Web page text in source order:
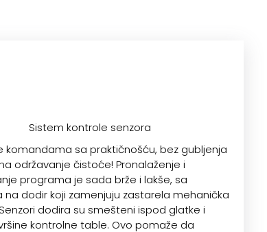
Sistem kontrole senzora
komandama sa praktičnošću, bez gubljenja
održavanje čistoće! Pronalaženje i
programa je sada brže i lakše, sa
na dodir koji zamenjuju zastarela mehanička
dodira su smešteni ispod glatke i
kontrolne table. Ovo pomaže da